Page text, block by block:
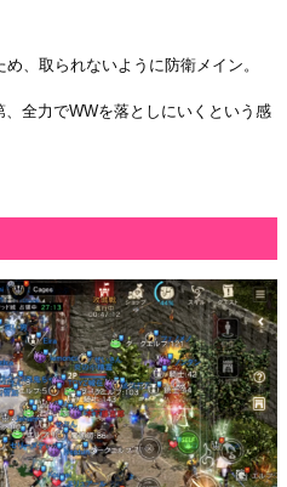
、取られないように防衛メイン。
全力でWWを落としにいくという感